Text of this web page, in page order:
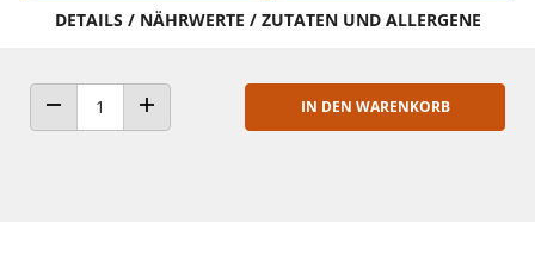
DETAILS / NÄHRWERTE / ZUTATEN UND ALLERGENE
ANZAHL VERRINGERNANZAHL ERHÖHEN
IN DEN WARENKORB